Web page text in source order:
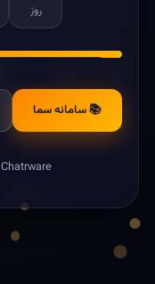
روز
📚 سامانه سما
Chatrware